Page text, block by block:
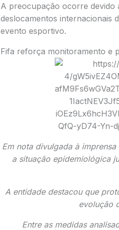
A preocupação ocorre devido
deslocamentos internacionais
evento esportivo.
Fifa reforça monitoramento e
Em nota divulgada à
a situação epidemiológica
A entidade destacou que
evolução
Entre as medidas